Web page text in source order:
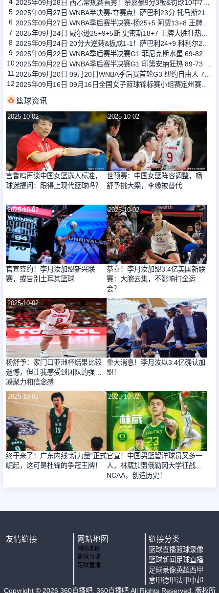
4
5
6
7
8
9
10
11
12
篮球资讯
2025-10-02
宫鲁鸣再谈中国女篮选人标准，
球迷提问：跟得上现代篮球吗？
2025-10-02
世预赛：中国女篮阵容调整，杨
舒予挑大梁，李缘被替代
2025-10-02
官宣签约！李月汝加盟新兴联
赛，或告别土耳其篮球
2025-10-02
恭喜！李月汝加盟3.4亿美国新联
赛：大腕云集，不影响打全运
会？
2025-10-02
杨舒予：家门口亚洲杯结果比较
遗憾，但让我感受到团队的强大
凝聚力和信念感
2025-10-02
重大消息！李月汝以3.4亿确认加
盟！
2025-10-02
终于来了！广东内线“新力量”正式
崛起，这可是杜锋的争冠王牌！
2025-10-02
官宣！中国男篮留洋球员又多一
人，林葳加盟俄勒冈大学征战
NCAA，创造历史！
友情链接 网站地图
网站地图
篮球直播
足球直播
链接分类
篮球直播篮球录像
篮球新闻 足球直播
足球录像英超西甲
意甲德甲法甲中超
Copyright © 2026 360直播吧. 360直播吧 All Rights Reserved. 版权所